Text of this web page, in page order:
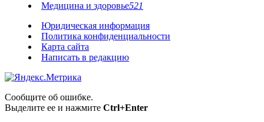
Медицина и здоровье521
Юридическая информация
Политика конфиденциальности
Карта сайта
Написать в редакцию
Сообщите об ошибке.
Выделите ее и нажмите Ctrl+Enter